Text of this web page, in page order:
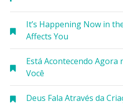
It’s Happening Now in
Affects You
Está Acontecendo Agora
Você
Deus Fala Através da